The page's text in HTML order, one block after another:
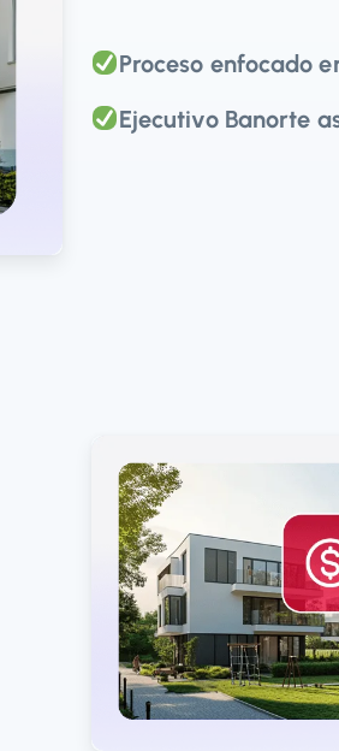
Proceso enfocado
Ejecutivo Banorte